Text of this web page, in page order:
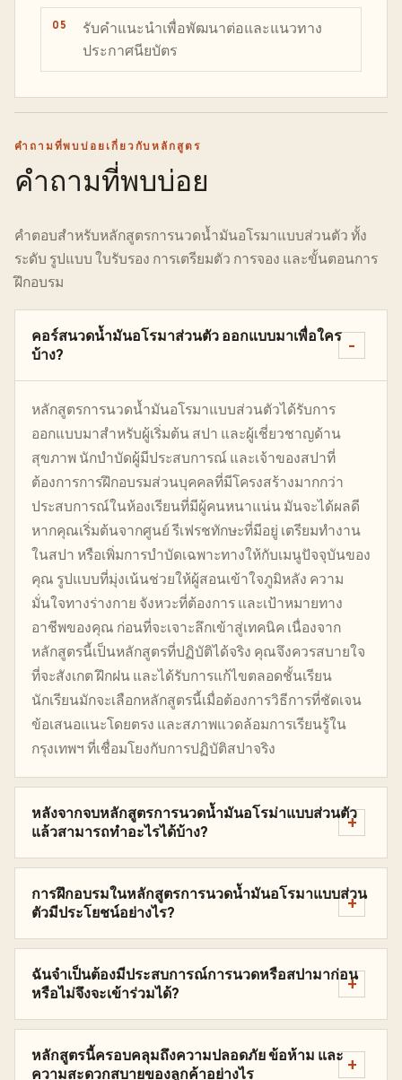
รับคำแนะนำเพื่อพัฒนาต่อและแนวทาง
ประกาศนียบัตร
คำถามที่พบบ่อยเกี่ยวกับหลักสูตร
คำถามที่พบบ่อย
คำตอบสำหรับหลักสูตรการนวดน้ำมันอโรมาแบบส่วนตัว ทั้ง
ระดับ รูปแบบ ใบรับรอง การเตรียมตัว การจอง และขั้นตอนการ
ฝึกอบรม
คอร์สนวดน้ำมันอโรมาส่วนตัว ออกแบบมาเพื่อใคร
บ้าง?
หลักสูตรการนวดน้ำมันอโรมาแบบส่วนตัวได้รับการ
ออกแบบมาสำหรับผู้เริ่มต้น สปา และผู้เชี่ยวชาญด้าน
สุขภาพ นักบำบัดผู้มีประสบการณ์ และเจ้าของสปาที่
ต้องการการฝึกอบรมส่วนบุคคลที่มีโครงสร้างมากกว่า
ประสบการณ์ในห้องเรียนที่มีผู้คนหนาแน่น มันจะได้ผลดี
หากคุณเริ่มต้นจากศูนย์ รีเฟรชทักษะที่มีอยู่ เตรียมทำงาน
ในสปา หรือเพิ่มการบำบัดเฉพาะทางให้กับเมนูปัจจุบันของ
คุณ รูปแบบที่มุ่งเน้นช่วยให้ผู้สอนเข้าใจภูมิหลัง ความ
มั่นใจทางร่างกาย จังหวะที่ต้องการ และเป้าหมายทาง
อาชีพของคุณ ก่อนที่จะเจาะลึกเข้าสู่เทคนิค เนื่องจาก
หลักสูตรนี้เป็นหลักสูตรที่ปฏิบัติได้จริง คุณจึงควรสบายใจ
ที่จะสังเกต ฝึกฝน และได้รับการแก้ไขตลอดชั้นเรียน
นักเรียนมักจะเลือกหลักสูตรนี้เมื่อต้องการวิธีการที่ชัดเจน
ข้อเสนอแนะโดยตรง และสภาพแวดล้อมการเรียนรู้ใน
กรุงเทพฯ ที่เชื่อมโยงกับการปฏิบัติสปาจริง
หลังจากจบหลักสูตรการนวดน้ำมันอโรม่าแบบส่วนตัว
แล้วสามารถทำอะไรได้บ้าง?
การฝึกอบรมในหลักสูตรการนวดน้ำมันอโรมาแบบส่วน
ตัวมีประโยชน์อย่างไร?
ฉันจำเป็นต้องมีประสบการณ์การนวดหรือสปามาก่อน
หรือไม่จึงจะเข้าร่วมได้?
หลักสูตรนี้ครอบคลุมถึงความปลอดภัย ข้อห้าม และ
ความสะดวกสบายของลูกค้าอย่างไร